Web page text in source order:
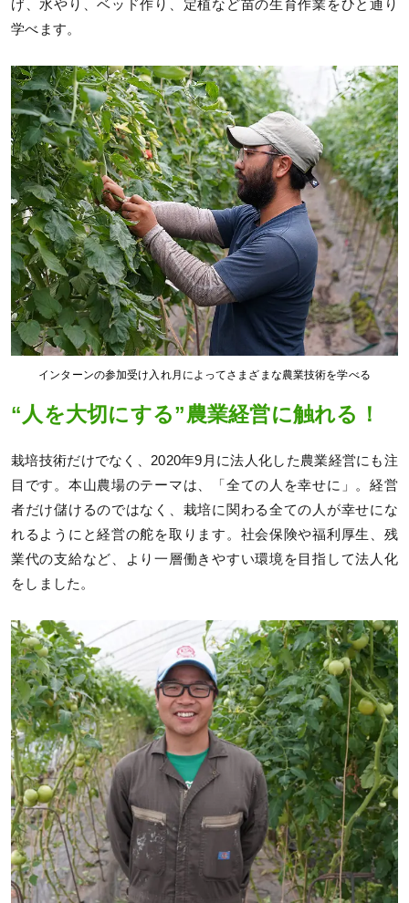
げ、水やり、ベッド作り、定植など苗の生育作業をひと通り
学べます。
インターンの参加受け入れ月によってさまざまな農業技術を学べる
“人を大切にする”農業経営に触れる！
栽培技術だけでなく、2020年9月に法人化した農業経営にも注
目です。本山農場のテーマは、「全ての人を幸せに」。経営
者だけ儲けるのではなく、栽培に関わる全ての人が幸せにな
れるようにと経営の舵を取ります。社会保険や福利厚生、残
業代の支給など、より一層働きやすい環境を目指して法人化
をしました。